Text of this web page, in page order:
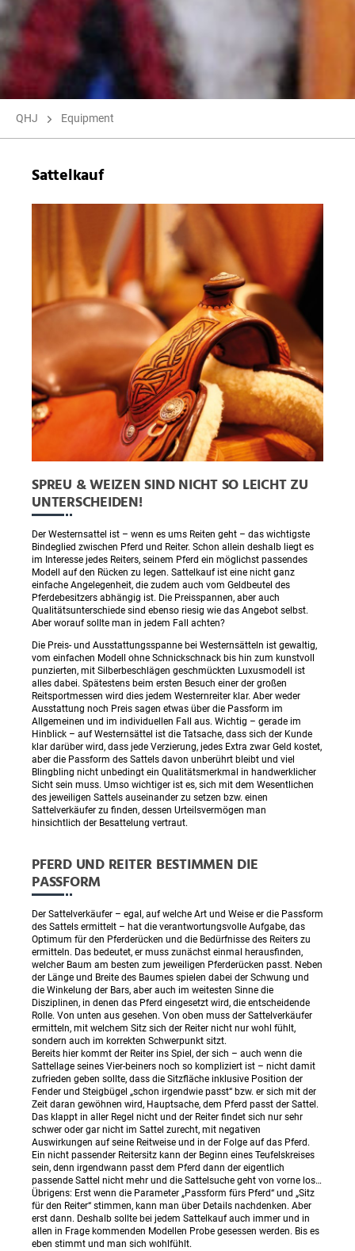
QHJ Equipment
Sattelkauf
SPREU & WEIZEN SIND NICHT SO LEICHT ZU
UNTERSCHEIDEN!
Der Westernsattel ist – wenn es ums Reiten geht – das wichtigste
Bindeglied zwischen Pferd und Reiter. Schon allein deshalb liegt es
im Interesse jedes Reiters, seinem Pferd ein möglichst passendes
Modell auf den Rücken zu legen. Sattelkauf ist eine nicht ganz
einfache Angelegenheit, die zudem auch vom Geldbeutel des
Pferdebesitzers abhängig ist. Die Preisspannen, aber auch
Qualitätsunterschiede sind ebenso riesig wie das Angebot selbst.
Aber worauf sollte man in jedem Fall achten?
Die Preis- und Ausstattungsspanne bei Westernsätteln ist gewaltig,
vom einfachen Modell ohne Schnickschnack bis hin zum kunstvoll
punzierten, mit Silberbeschlägen geschmückten Luxusmodell ist
alles dabei. Spätestens beim ersten Besuch einer der großen
Reitsportmessen wird dies jedem Westernreiter klar. Aber weder
Ausstattung noch Preis sagen etwas über die Passform im
Allgemeinen und im individuellen Fall aus. Wichtig – gerade im
Hinblick – auf Westernsättel ist die Tatsache, dass sich der Kunde
klar darüber wird, dass jede Verzierung, jedes Extra zwar Geld kostet,
aber die Passform des Sattels davon unberührt bleibt und viel
Blingbling nicht unbedingt ein Qualitätsmerkmal in handwerklicher
Sicht sein muss. Umso wichtiger ist es, sich mit dem Wesentlichen
des jeweiligen Sattels auseinander zu setzen bzw. einen
Sattelverkäufer zu finden, dessen Urteilsvermögen man
hinsichtlich der Besattelung vertraut.
PFERD UND REITER BESTIMMEN DIE
PASSFORM
Der Sattelverkäufer – egal, auf welche Art und Weise er die Passform
des Sattels ermittelt – hat die verantwortungsvolle Aufgabe, das
Optimum für den Pferderücken und die Bedürfnisse des Reiters zu
ermitteln. Das bedeutet, er muss zunächst einmal herausfinden,
welcher Baum am besten zum jeweiligen Pferderücken passt. Neben
der Länge und Breite des Baumes spielen dabei der Schwung und
die Winkelung der Bars, aber auch im weitesten Sinne die
Disziplinen, in denen das Pferd eingesetzt wird, die entscheidende
Rolle. Von unten aus gesehen. Von oben muss der Sattelverkäufer
ermitteln, mit welchem Sitz sich der Reiter nicht nur wohl fühlt,
sondern auch im korrekten Schwerpunkt sitzt.
Bereits hier kommt der Reiter ins Spiel, der sich – auch wenn die
Sattellage seines Vier-beiners noch so kompliziert ist – nicht damit
zufrieden geben sollte, dass die Sitzfläche inklusive Position der
Fender und Steigbügel „schon irgendwie passt“ bzw. er sich mit der
Zeit daran gewöhnen wird, Hauptsache, dem Pferd passt der Sattel.
Das klappt in aller Regel nicht und der Reiter findet sich nur sehr
schwer oder gar nicht im Sattel zurecht, mit negativen
Auswirkungen auf seine Reitweise und in der Folge auf das Pferd.
Ein nicht passender Reitersitz kann der Beginn eines Teufelskreises
sein, denn irgendwann passt dem Pferd dann der eigentlich
passende Sattel nicht mehr und die Sattelsuche geht von vorne los…
Übrigens: Erst wenn die Parameter „Passform fürs Pferd“ und „Sitz
für den Reiter“ stimmen, kann man über Details nachdenken. Aber
erst dann. Deshalb sollte bei jedem Sattelkauf auch immer und in
allen in Frage kommenden Modellen Probe gesessen werden. Bis es
eben stimmt und man sich wohlfühlt.